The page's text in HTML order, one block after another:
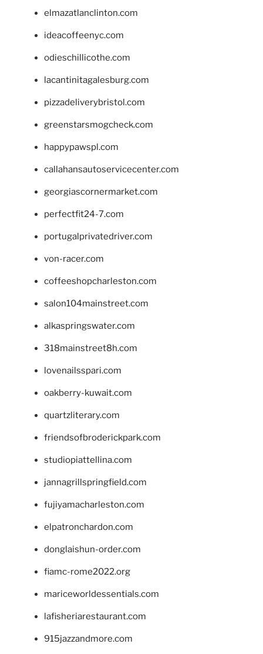
elmazatlanclinton.com
ideacoffeenyc.com
odieschillicothe.com
lacantinitagalesburg.com
pizzadeliverybristol.com
greenstarsmogcheck.com
happypawspl.com
callahansautoservicecenter.com
georgiascornermarket.com
perfectfit24-7.com
portugalprivatedriver.com
von-racer.com
coffeeshopcharleston.com
salon104mainstreet.com
alkaspringswater.com
318mainstreet8h.com
lovenailsspari.com
oakberry-kuwait.com
quartzliterary.com
friendsofbroderickpark.com
studiopiattellina.com
jannagrillspringfield.com
fujiyamacharleston.com
elpatronchardon.com
donglaishun-order.com
fiamc-rome2022.org
mariceworldessentials.com
lafisheriarestaurant.com
915jazzandmore.com